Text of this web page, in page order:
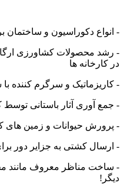
دکوراسیون و ساختمان برای
محصولات کشاورزی ارگانیک
ها
و سرگرم کننده با
آوری آثار باستانی توسط
حیوانات و زمین های
کشتی به جزایر دور برای
مناظر معروف مانند مجسمه